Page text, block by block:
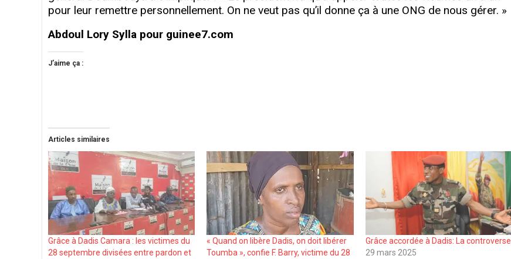
pour leur remettre personnellement. On ne veut pas qu’il donne ça à une ONG de nous gérer. »
Abdoul Lory Sylla pour guinee7.com
J’aime ça :
Articles similaires
Grâce à Dadis Camara : les victimes du
28 septembre divisées entre pardon et
« Quand on libère Dadis, on doit libérer
Toumba », confie F. Barry, victime du 28
Grâce accordée à Dadis: La controverse
29 mars 2025